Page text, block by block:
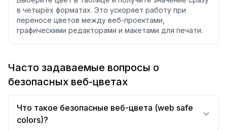
в четырёх форматах. Это ускоряет работу при
переносе цветов между веб-проектами,
графическими редакторами и макетами для печати.
Часто задаваемые вопросы о
безопасных веб-цветах
Что такое безопасные веб-цвета (web safe
colors)?